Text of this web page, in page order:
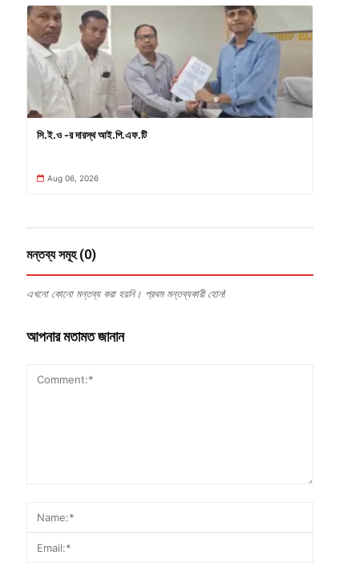
সি.ই.ও -র দারস্থ আই.পি.এফ.টি
Aug 06, 2026
মন্তব্য সমূহ (0)
এখনো কোনো মন্তব্য করা হয়নি। প্রথম মন্তব্যকারী হোন!
আপনার মতামত জানান